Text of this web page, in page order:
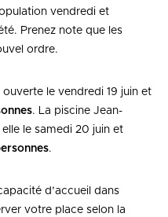
vendredi et
Prenez note que les
ordre.
le vendredi 19 juin et
. La piscine Jean-
le samedi 20 juin et
.
d’accueil dans
votre place selon la